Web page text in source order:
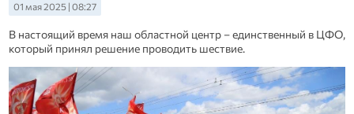
01 мая 2025 | 08:27
В настоящий время наш областной центр – единственный в ЦФО,
который принял решение проводить шествие.